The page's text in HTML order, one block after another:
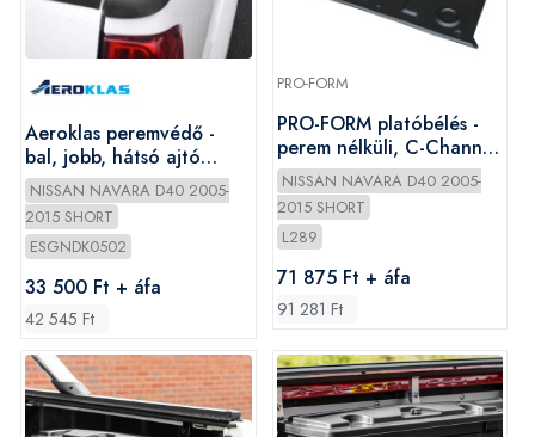
Aeroklas peremvédő -
bal, jobb, hátsó ajtó
peremre - Nissan D/C
2005-2015
NISSAN NAVARA D40 2005-
2015 SHORT
ESGNDK0502
33 500 Ft + áfa
42 545 Ft
PRO-FORM
PRO-FORM platóbélés -
perem nélküli, C-Channel
- Nissan D/C 2005-2015
NISSAN NAVARA D40 2005-
2015 SHORT
L289
71 875 Ft + áfa
91 281 Ft